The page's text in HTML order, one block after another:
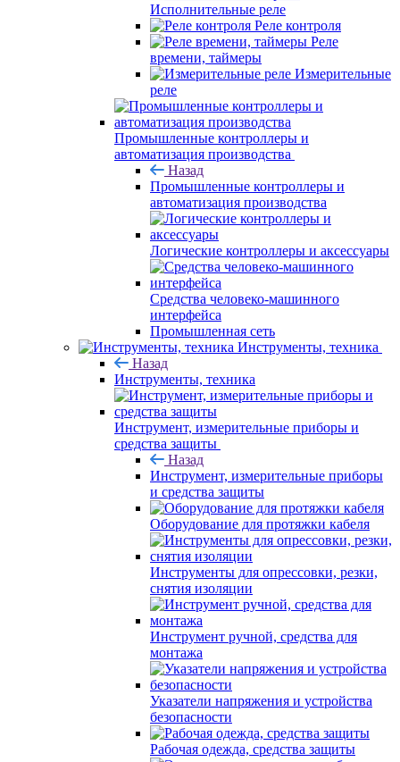
Исполнительные реле
Реле контроля
Реле
времени, таймеры
Измерительные
реле
Промышленные контроллеры и
автоматизация производства
Назад
Промышленные контроллеры и
автоматизация производства
Логические контроллеры и аксессуары
Средства человеко-машинного
интерфейса
Промышленная сеть
Инструменты, техника
Назад
Инструменты, техника
Инструмент, измерительные приборы и
средства защиты
Назад
Инструмент, измерительные приборы
и средства защиты
Оборудование для протяжки кабеля
Инструменты для опрессовки, резки,
снятия изоляции
Инструмент ручной, средства для
монтажа
Указатели напряжения и устройства
безопасности
Рабочая одежда, средства защиты